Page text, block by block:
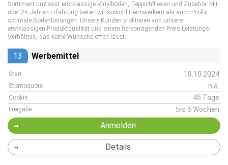
Sortiment umfasst erstklassige Vinylböden, Teppichfliesen und Zubehör. Mit
über 25 Jahren Erfahrung bieten wir sowohl Heimwerkern als auch Profis
optimale Bodenlösungen. Unsere Kunden profitieren von unserer
erstklassigen Produktqualität und einem hervorragenden Preis-Leistungs-
Verhältnis, das keine Wünsche offen lässt.
13 Werbemittel
Start 18.10.2024
Stornoquote n.a.
Cookie 45 Tage
Freigabe bis 6 Wochen
Anmelden
Details